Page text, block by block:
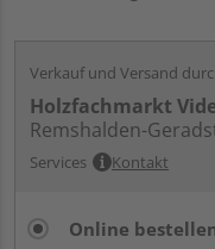
Verkauf und Versand
Holzfachmarkt
Remshalden-
Services Kontakt
Online